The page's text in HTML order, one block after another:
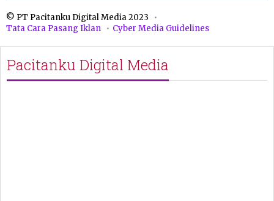
© PT Pacitanku Digital Media 2023
Tata Cara Pasang Iklan
Cyber Media Guidelines
Pacitanku Digital Media